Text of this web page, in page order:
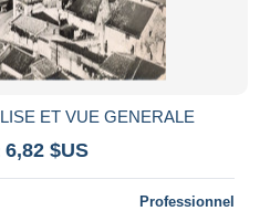
ET VUE GENERALE
6,82 $US
Professionnel